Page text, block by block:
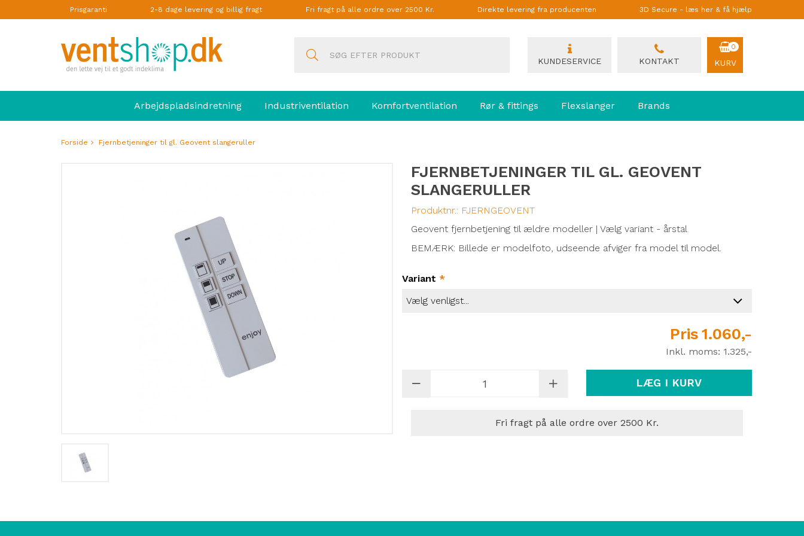
Prisgaranti 2-8 dage levering og billig fragt Fri fragt på alle ordre over 2500 Kr. Direkte levering fra producenten 3D Secure - læs her & få hjælp
KUNDESERVICE KONTAKT
0
KURV
Arbejdspladsindretning Industriventilation Komfortventilation Rør & fittings Flexslanger Brands
Forside Fjernbetjeninger til gl. Geovent slangeruller
FJERNBETJENINGER TIL GL. GEOVENT
SLANGERULLER
Produktnr.: FJERNGEOVENT
Geovent fjernbetjening til ældre modeller | Vælg variant - årstal
BEMÆRK: Billede er modelfoto, udseende afviger fra model til model.
Variant *
Pris 1.060,-
Inkl. moms: 1.325,-
LÆG I KURV
Fri fragt på alle ordre over 2500 Kr.